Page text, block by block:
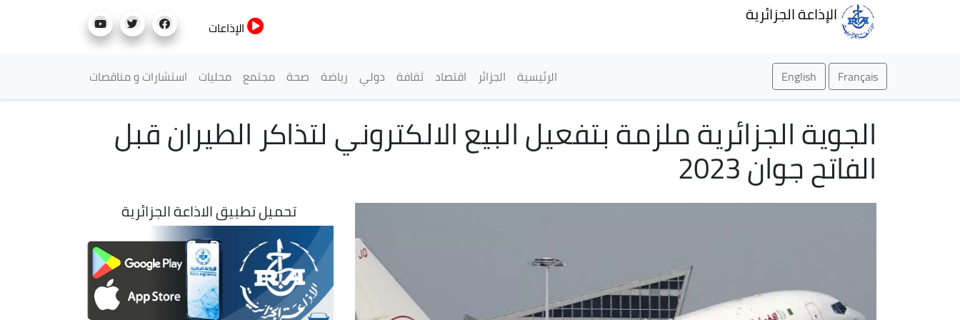
الإذاعة الجزائرية
الإذاعات
Français
English القائمة الرئيسية
الرئيسية الجزائر اقتصاد ثقافة دولي رياضة صحة مجتمع محليات استشارات و مناقصات
الجوية الجزائرية ملزمة بتفعيل البيع الالكتروني لتذاكر الطيران قبل
الفاتح جوان 2023
تحميل تطبيق الاذاعة الجزائرية